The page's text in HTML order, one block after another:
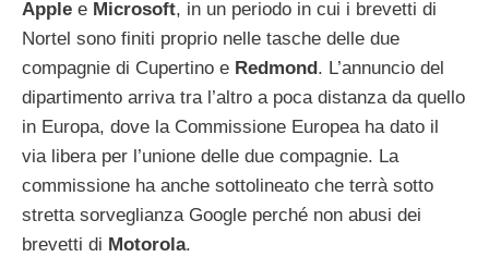
Apple e Microsoft, in un periodo in cui i brevetti di
Nortel sono finiti proprio nelle tasche delle due
compagnie di Cupertino e Redmond. L’annuncio del
dipartimento arriva tra l’altro a poca distanza da quello
in Europa, dove la Commissione Europea ha dato il
via libera per l’unione delle due compagnie. La
commissione ha anche sottolineato che terrà sotto
stretta sorveglianza Google perché non abusi dei
brevetti di Motorola.